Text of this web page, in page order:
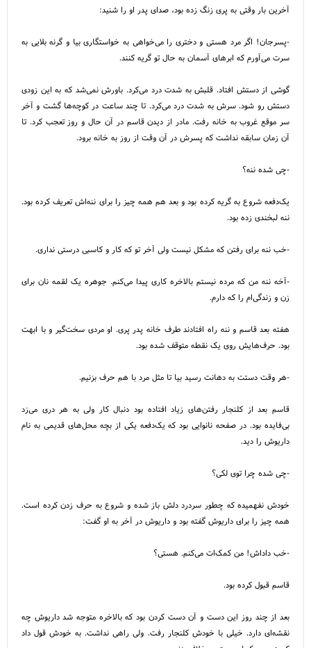
آخرین بار وقتی به پری زنگ زده بود، صدای پدر او را شنید:
-پسرجان! اگر مرد هستی و دختری را می‌خواهی به خواستگاری بیا و گرنه بلایی به
سرت می‌آورم که ابرهای آسمان به حال تو گریه کنند.
گوشی از دستش افتاد. قلبش به شدت درد می‌کرد. باورش نمی‌شد که به این زودی
دستش رو شود. سرش به شدت درد می‌کرد. تا چند ساعت در کوچه‌ها گشت و آخر
سر موقع غروب به خانه رفت. مادر از دیدن قاسم در آن حال و روز تعجب کرد. تا
آن زمان سابقه نداشت که پسرش در آن وقت از روز به خانه برود.
-چی شده ننه؟
یک‌دفعه شروع به گریه کرده بود و بعد هم همه چیز را برای ننه‌اش تعریف کرده بود.
ننه لبخندی زده بود.
-خب ننه برای رفتن که مشکل نیست ولی آخر تو که کار و کاسبی درستی نداری.
-آخه ننه من که مرده نیستم بالاخره کاری پیدا می‌کنم. جوهره یک لقمه نان برای
زن و زندگی‌ام را که دارم.
هفته بعد قاسم و ننه راه افتادند طرف خانه پدر پری. او مردی سخت‌گیر و با ابهت
بود. حرف‌هایش روی یک نقطه متوقف شده بود.
-هر وقت دستت به دهانت رسید بیا تا مثل مرد با هم حرف بزنیم.
قاسم بعد از کلنجار رفتن‌های زیاد افتاده بود دنبال کار ولی به هر دری می‌زد
بی‌فایده بود. در صفحه نانوایی بود که یک‌دفعه یکی از بچه محل‌های قدیمی به نام
داریوش را دید.
-چی شده چرا توی لکی؟
خودش نفهمیده که چطور سردرد دلش باز شده و شروع به حرف زدن کرده است.
همه چیز را برای داریوش گفته بود و داریوش در آخر به او گفت:
-خب داداش! من کمک‌ات می‌کنم. هستی؟
قاسم قبول کرده بود.
بعد از چند روز این دست و آن دست کردن بود که بالاخره متوجه شد داریوش چه
نقشه‌ای دارد. خیلی با خودش کلنجار رفت. ولی راهی نداشت. به خودش قول داد